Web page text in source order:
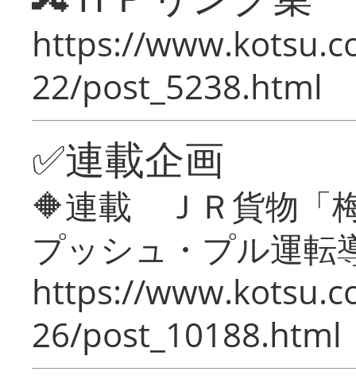
https://
22/post_5238.html
✅連載企画
🔶連載 ＪＲ貨物「
プッシュ・プル運転
https://
26/post_10188.html